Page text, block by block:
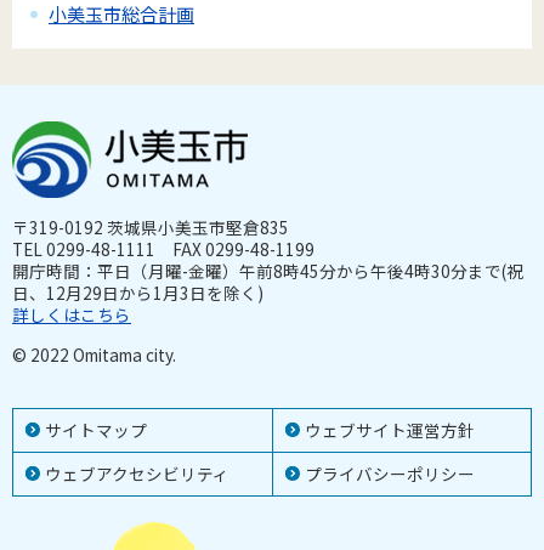
小美玉市総合計画
サイトマップ
ウェブサイト運営方針
ウェブアクセシビリティ
プライバシーポリシー
〒319-0192 茨城県小美玉市堅倉835
TEL 0299-48-1111 FAX 0299-48-1199
開庁時間：平日（月曜-金曜）午前8時45分から午後4時30分まで(祝
日、12月29日から1月3日を除く)
詳しくはこちら
© 2022 Omitama city.